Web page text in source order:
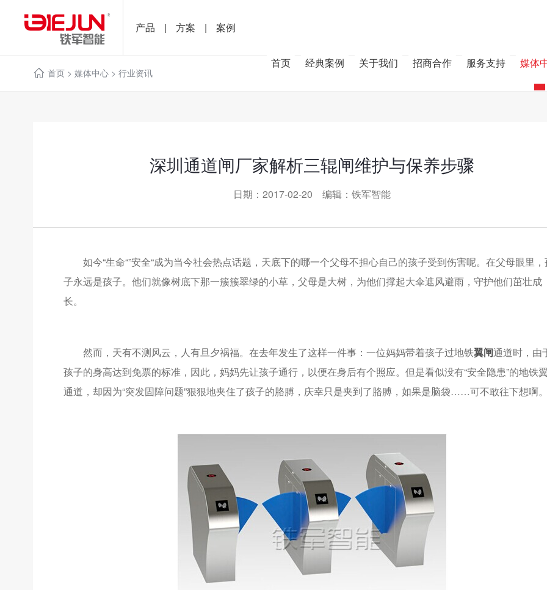
产品 | 方案 | 案例
首页 经典案例 关于我们 招商合作 服务支持 媒体
首页> 媒体中心> 行业资讯
深圳通道闸厂家解析三辊闸维护与保养步骤
日期：2017-02-20 编辑：铁军智能
如今“生命“”安全“成为当今社会热点话题，天底下的哪一个父母不担心自己的孩子受到伤害呢。在父母眼里，
子永远是孩子。他们就像树底下那一簇簇翠绿的小草，父母是大树，为他们撑起大伞遮风避雨，守护他们茁壮成
长。
然而，天有不测风云，人有旦夕祸福。在去年发生了这样一件事：一位妈妈带着孩子过地铁翼闸通道时，由
孩子的身高达到免票的标准，因此，妈妈先让孩子通行，以便在身后有个照应。但是看似没有“安全隐患”的地铁
通道，却因为“突发固障问题”狠狠地夹住了孩子的胳膊，庆幸只是夹到了胳膊，如果是脑袋……可不敢往下想啊。